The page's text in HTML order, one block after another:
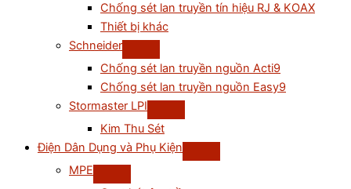
Chống sét lan truyền tín hiệu RJ & KOAX
Thiết bị khác
Schneider
Chống sét lan truyền nguồn Acti9
Chống sét lan truyền nguồn Easy9
Stormaster LPI
Kim Thu Sét
Điện Dân Dụng và Phụ Kiện
MPE